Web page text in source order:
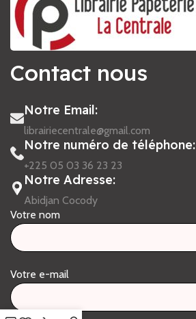
Contact nous
Notre Email:
librairiecentrale@gmail.com
Notre numéro de téléphone:
+225 05 03 36 23 23
Notre Adresse:
Abidjan Cocody
Votre nom
Votre e-mail